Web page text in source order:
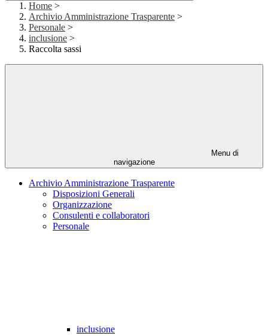
Home >
Archivio Amministrazione Trasparente >
Personale >
inclusione >
Raccolta sassi
Menu di
navigazione
Archivio Amministrazione Trasparente
Disposizioni Generali
Organizzazione
Consulenti e collaboratori
Personale
inclusione